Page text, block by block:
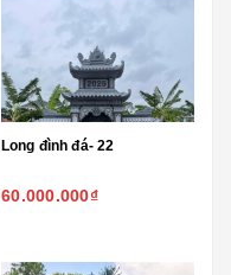
Long đình đá- 22
60.000.000₫